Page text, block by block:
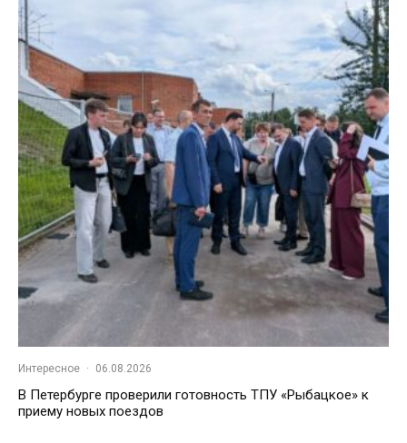
Интересное · 06.08.2026
В Петербурге проверили готовность ТПУ «Рыбацкое» к
приему новых поездов